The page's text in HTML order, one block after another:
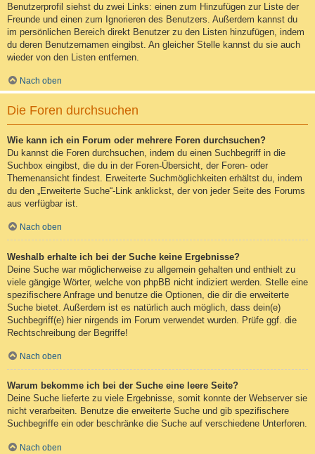
Benutzerprofil siehst du zwei Links: einen zum Hinzufügen zur Liste der
Freunde und einen zum Ignorieren des Benutzers. Außerdem kannst du
im persönlichen Bereich direkt Benutzer zu den Listen hinzufügen, indem
du deren Benutzernamen eingibst. An gleicher Stelle kannst du sie auch
wieder von den Listen entfernen.
Nach oben
Die Foren durchsuchen
Wie kann ich ein Forum oder mehrere Foren durchsuchen?
Du kannst die Foren durchsuchen, indem du einen Suchbegriff in die
Suchbox eingibst, die du in der Foren-Übersicht, der Foren- oder
Themenansicht findest. Erweiterte Suchmöglichkeiten erhältst du, indem
du den „Erweiterte Suche“-Link anklickst, der von jeder Seite des Forums
aus verfügbar ist.
Nach oben
Weshalb erhalte ich bei der Suche keine Ergebnisse?
Deine Suche war möglicherweise zu allgemein gehalten und enthielt zu
viele gängige Wörter, welche von phpBB nicht indiziert werden. Stelle eine
spezifischere Anfrage und benutze die Optionen, die dir die erweiterte
Suche bietet. Außerdem ist es natürlich auch möglich, dass dein(e)
Suchbegriff(e) hier nirgends im Forum verwendet wurden. Prüfe ggf. die
Rechtschreibung der Begriffe!
Nach oben
Warum bekomme ich bei der Suche eine leere Seite?
Deine Suche lieferte zu viele Ergebnisse, somit konnte der Webserver sie
nicht verarbeiten. Benutze die erweiterte Suche und gib spezifischere
Suchbegriffe ein oder beschränke die Suche auf verschiedene Unterforen.
Nach oben